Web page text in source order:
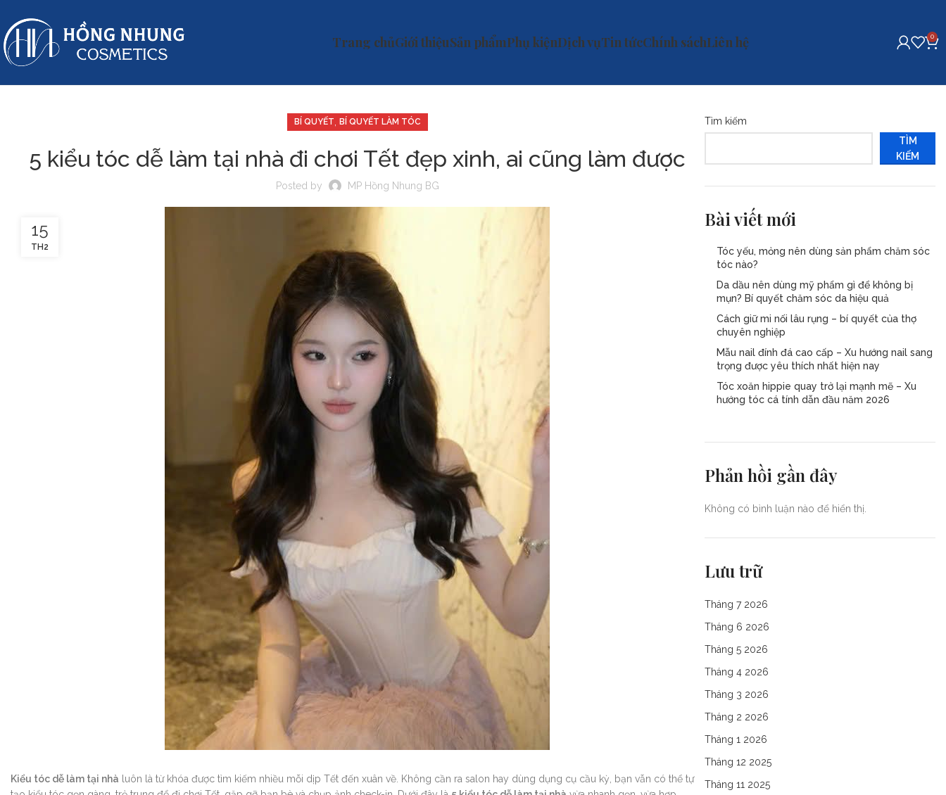
Trang chủGiới thiệuSản phẩmPhụ kiệnDịch vụTin tứcChính sáchLiên hệ 0
BÍ QUYẾT BÍ QUYẾT LÀM TÓC
5 kiểu tóc dễ làm tại nhà đi chơi Tết đẹp xinh, ai cũng làm được
Posted by MP Hồng Nhung BG
15
TH2
Kiểu tóc dễ làm tại nhà luôn là từ khóa được tìm kiếm nhiều mỗi dịp Tết đến xuân về. Không cần ra salon hay dùng dụng cụ cầu kỳ, bạn vẫn có thể tự
Tìm kiếm
TÌM
KIẾM
Bài viết mới
Tóc yếu, mỏng nên dùng sản phẩm chăm sóc
tóc nào?
Da dầu nên dùng mỹ phẩm gì để không bị
mụn? Bí quyết chăm sóc da hiệu quả
Cách giữ mi nối lâu rụng – bí quyết của thợ
chuyên nghiệp
Mẫu nail đính đá cao cấp – Xu hướng nail sang
trọng được yêu thích nhất hiện nay
Tóc xoăn hippie quay trở lại mạnh mẽ – Xu
hướng tóc cá tính dẫn đầu năm 2026
Phản hồi gần đây
Không có bình luận nào để hiển thị.
Lưu trữ
Tháng 7 2026
Tháng 6 2026
Tháng 5 2026
Tháng 4 2026
Tháng 3 2026
Tháng 2 2026
Tháng 1 2026
Tháng 12 2025
Tháng 11 2025